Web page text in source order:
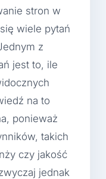
stron w
wiele pytań
z
jest to, ile
na to
ponieważ
takich
czy jakość
jednak